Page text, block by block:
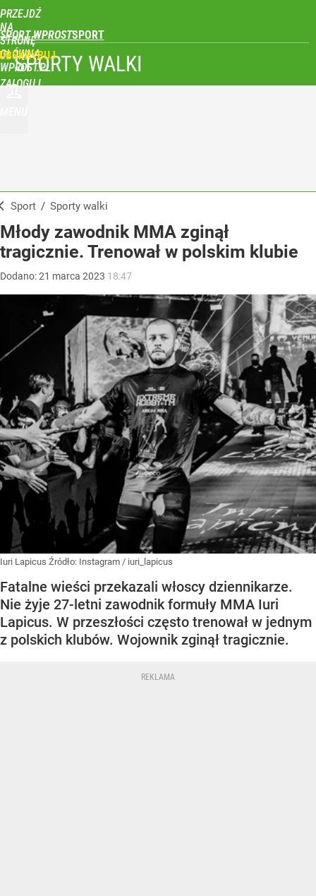
PRZEJDŹ
NA
STRONĘ
GŁÓWNĄ
WPROST.PL
SPORT WPROST
ZALOGUJ
SPORTY WALKI
Sport / Sporty walki
Młody zawodnik MMA zginął
tragicznie. Trenował w polskim klubie
Dodano:21 marca 2023 18:47
Iuri Lapicus Źródło: Instagram / iuri_lapicus
Fatalne wieści przekazali włoscy dziennikarze.
Nie żyje 27-letni zawodnik formuły MMA Iuri
Lapicus. W przeszłości często trenował w jednym
z polskich klubów. Wojownik zginął tragicznie.